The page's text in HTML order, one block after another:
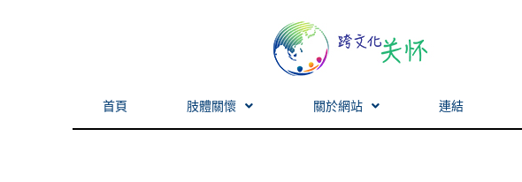
首頁 肢體關懷 關於網站 連結